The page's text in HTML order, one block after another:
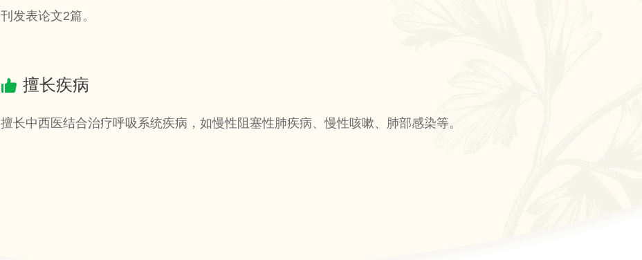
刊发表论文2篇。
擅长疾病
擅长中西医结合治疗呼吸系统疾病，如慢性阻塞性肺疾病、慢性咳嗽、肺部感染等。